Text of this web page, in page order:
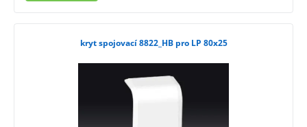
kryt spojovací 8822_HB pro LP 80x25